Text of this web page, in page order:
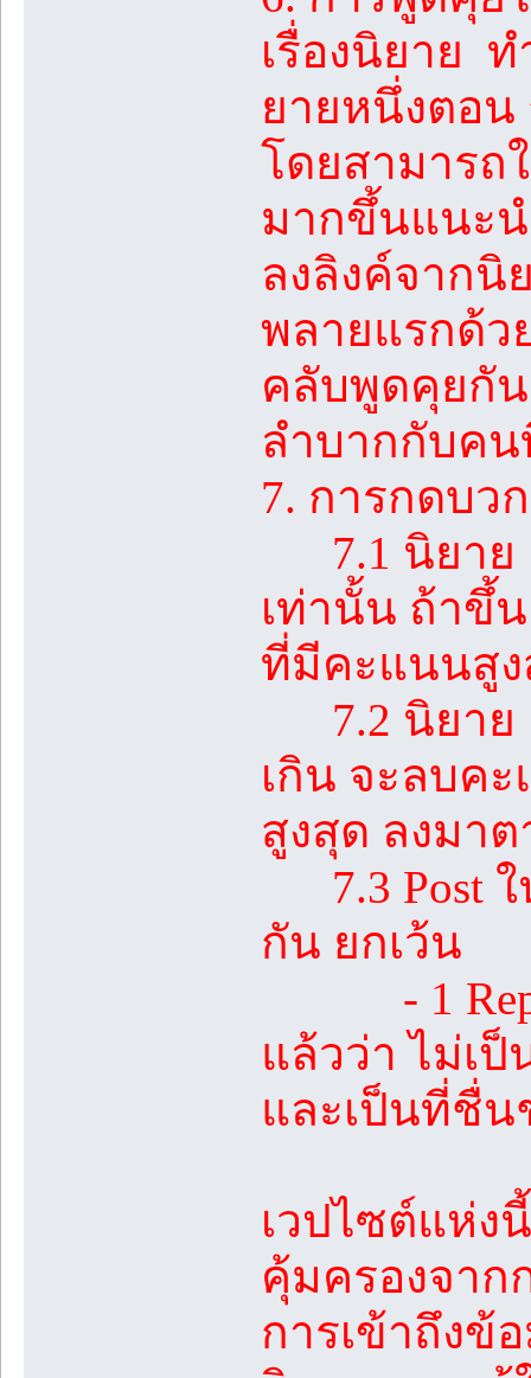
เรื่องนิยาย
ยายหนึ่งตอน
โดยสามารถ
มากขึ้นแนะน
ลงลิงค์จากนิ
พลายแรกด้ว
คลับพูดคุยกัน
ลำบากกับค
7. การกดบว
7.1 นิยาย
เท่านั้น ถ้าขึ้
ที่มีคะแนนสู
7.2 นิยาย 1
เกิน จะลบค
สูงสุด ลงมา
7.3 Post ใ
กัน ยกเว้น
- 1 Reply
แล้วว่า ไม่เ
และเป็นที่ชื่น
เวปไซต์แห่ง
คุ้มครองจาก
การเข้าถึงข้